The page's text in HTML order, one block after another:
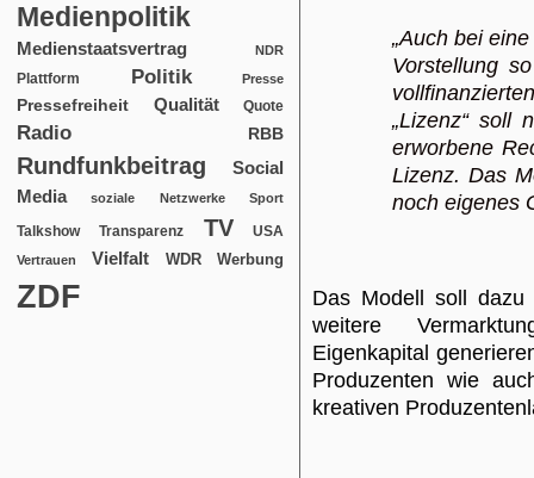
Medienpolitik
Medienstaatsvertrag NDR
Plattform Politik Presse
Pressefreiheit Qualität Quote
Radio RBB
Rundfunkbeitrag
Social
Media
soziale Netzwerke Sport
Talkshow Transparenz TV USA
Vertrauen Vielfalt WDR Werbung
ZDF
„Auch bei
Vorstellung
„Lizenz“ soll
erworbene
Lizenz. Das
noch eigenes
Das Modell soll
weitere
Eigenkapital
Produzenten wie
kreativen